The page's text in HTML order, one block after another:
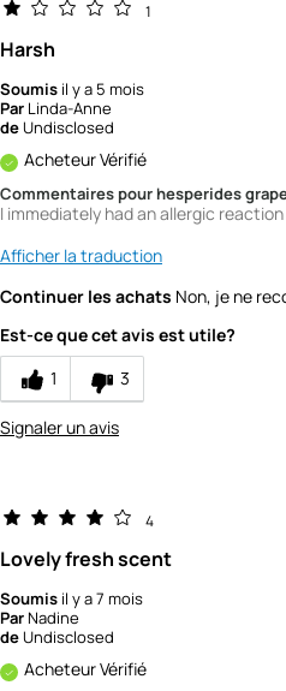
1
Harsh
Soumis il y a 5 mois
Par Linda-Anne
deUndisclosed
Acheteur Vérifié
Commentaires pour hesperides
I immediately had an allergic
Afficher la traduction
Continuer les achats Non, je ne
Est-ce que cet avis est utile?
1
3
Signaler un avis
4
Lovely fresh scent
Soumis il y a 7 mois
ParNadine
deUndisclosed
Acheteur Vérifié